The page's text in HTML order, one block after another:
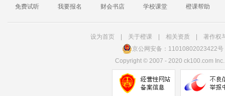
免费试听
我要报名 财会书店 学校课堂 橙课帮助
设为首页| 关于橙课| 相关资质
著作权
京公网安备：11010802023422号
Copyright ©2007 - 2020 ck100.com